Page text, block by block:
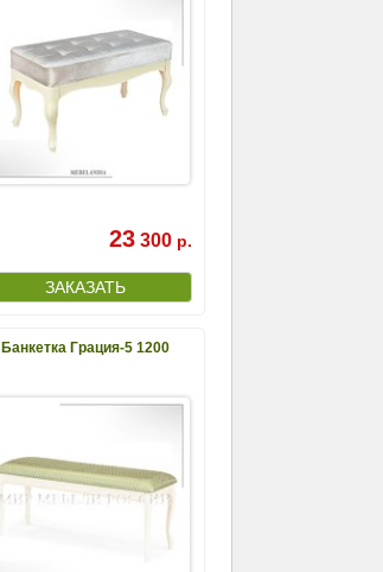
23 300 р.
Банкетка Грация-5 1200